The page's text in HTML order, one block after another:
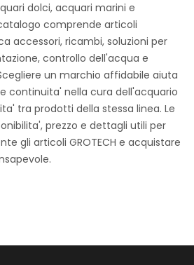
dolci, acquari marini e
comprende articoli
accessori, ricambi, soluzioni per
controllo dell'acqua e
un marchio affidabile aiuta
continuita' nella cura dell'acquario
tra prodotti della stessa linea. Le
prezzo e dettagli utili per
gli articoli GROTECH e acquistare